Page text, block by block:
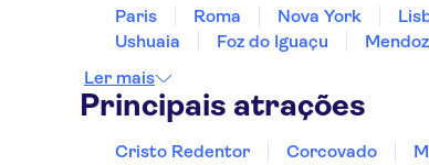
Paris Roma Nova York
Ushuaia
Foz do Iguaçu
Ler mais
Principais atrações
Cristo Redentor Corcovado